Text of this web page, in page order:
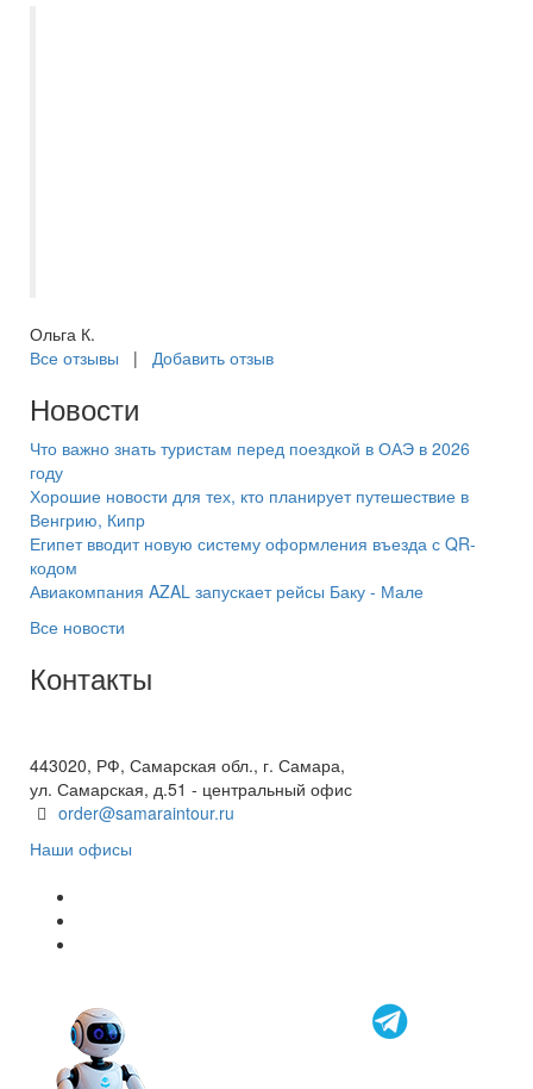
Ольга К.
Все отзывы | Добавить отзыв
Новости
Что важно знать туристам перед поездкой в ОАЭ в 2026
году
Хорошие новости для тех, кто планирует путешествие в
Венгрию, Кипр
Египет вводит новую систему оформления въезда с QR-
кодом
Авиакомпания AZAL запускает рейсы Баку - Мале
Все новости
Контакты
443020, РФ, Самарская обл., г. Самара,
ул. Самарская, д.51 - центральный офис
order@samaraintour.ru
Наши офисы